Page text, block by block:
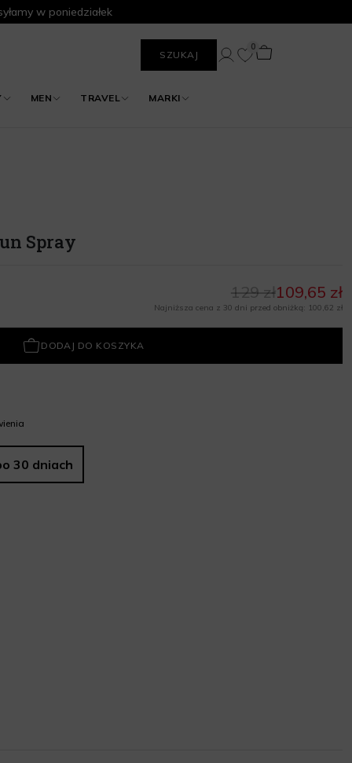
w poniedziałek
SZUKAJ
MEN TRAVEL MARKI
0
Spray
109,65 zł
129 zł
Najniższa cena z 30 dni przed obniżką: 100,62 zł
DODAJ DO KOSZYKA
30 dniach